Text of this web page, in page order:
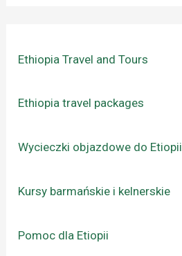
Ethiopia Travel and Tours
Ethiopia travel packages
Wycieczki objazdowe do Etiopii
Kursy barmańskie i kelnerskie
Pomoc dla Etiopii